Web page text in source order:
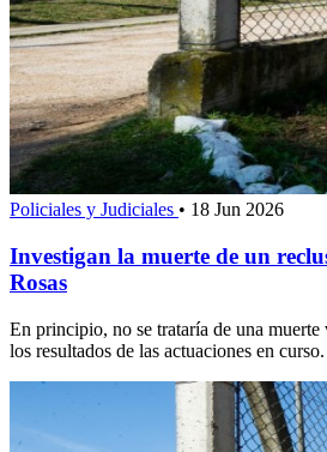
Policiales y Judiciales • 18 Jun 2026
Investigan la muerte de un
Rosas
En principio, no se trataría de una muerte
los resultados de las actuaciones en curso.